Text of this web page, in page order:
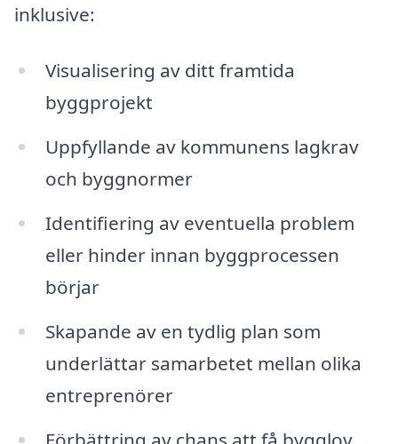
inklusive:
Visualisering av ditt framtida
byggprojekt
Uppfyllande av kommunens lagkrav
och byggnormer
Identifiering av eventuella problem
eller hinder innan byggprocessen
börjar
Skapande av en tydlig plan som
underlättar samarbetet mellan olika
entreprenörer